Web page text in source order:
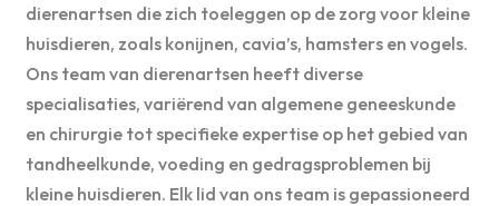
dierenartsen die zich toeleggen op de zorg voor kleine
huisdieren, zoals konijnen, cavia’s, hamsters en vogels.
Ons team van dierenartsen heeft diverse
specialisaties, variërend van algemene geneeskunde
en chirurgie tot specifieke expertise op het gebied van
tandheelkunde, voeding en gedragsproblemen bij
kleine huisdieren. Elk lid van ons team is gepassioneerd